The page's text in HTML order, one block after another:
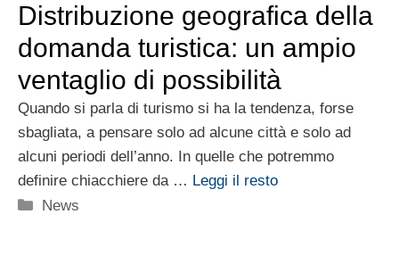
Distribuzione geografica della
domanda turistica: un ampio
ventaglio di possibilità
Quando si parla di turismo si ha la tendenza, forse
sbagliata, a pensare solo ad alcune città e solo ad
alcuni periodi dell’anno. In quelle che potremmo
definire chiacchiere da … Leggi il resto
Categorie
News